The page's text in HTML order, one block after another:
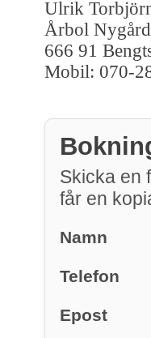
Ulrik
Årbol Nygård
666 91
Mobil: 070-
Skicka en
får en
Namn
Telefon
Epost